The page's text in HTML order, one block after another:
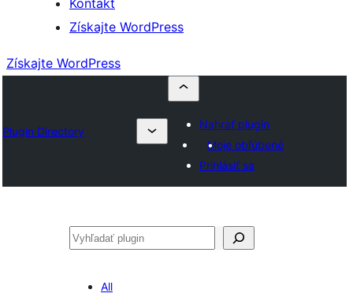
Kontakt
Získajte WordPress
Získajte WordPress
Plugin Directory
Nahrať plugin
Moje obľúbené
Prihlásiť sa
Hľadať
All